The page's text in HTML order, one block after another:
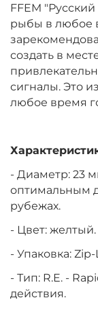
FFEM
рыбы в любое
создать в
сигналы. Это
любое время
- Диаметр: 23
оптимальным
рубежах.
- Цвет: желтый.
- Упаковка: Zip-
- Тип: R.E. -
действия.